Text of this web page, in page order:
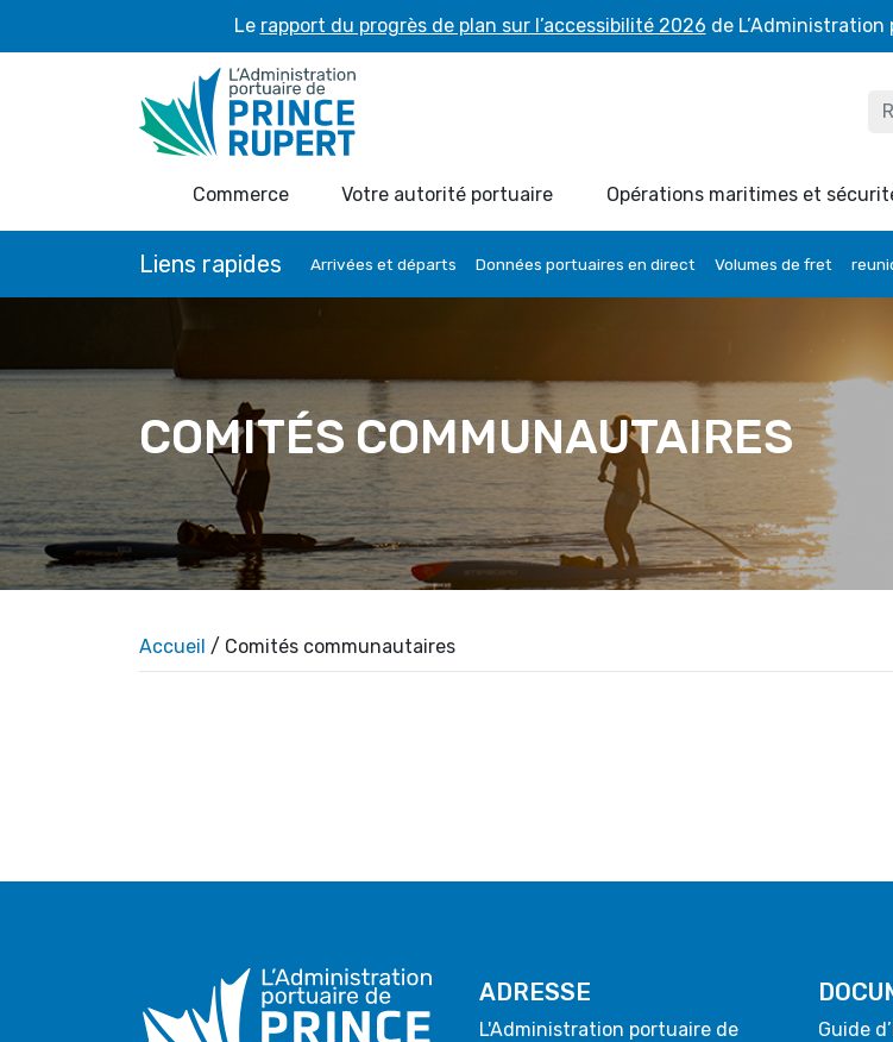
Le rapport du progrès de plan sur l’accessibilité 2026 de
Commerce Votre autorité portuaire Opérations maritimes et
Liens rapides Arrivées et départs Données portuaires en direct Volumes de fret
COMITÉS COMMUNAUTAIRES
Accueil / Comités communautaires
ADRESSE
L'Administration portuaire de
Guide